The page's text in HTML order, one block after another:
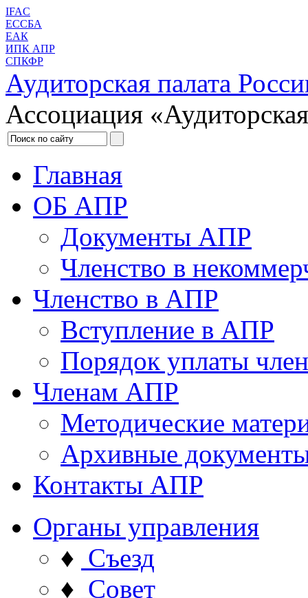
IFAC
ЕССБА
ЕАК
ИПК АПР
СПКФР
Аудиторская палата
Ассоциация
Главная
ОБ АПР
Документы АПР
Членство в
Членство в АПР
Вступление в АПР
Порядок уплаты
Членам АПР
Методические
Архивные
Контакты АПР
Органы управления
♦ Съезд
♦ Совет